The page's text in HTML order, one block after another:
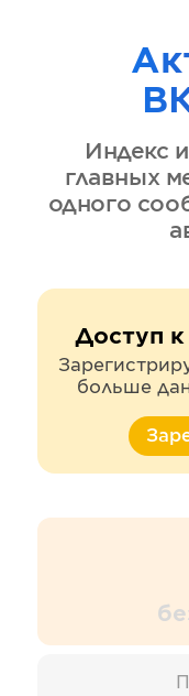
Индекс
главных
одного
Доступ
больше